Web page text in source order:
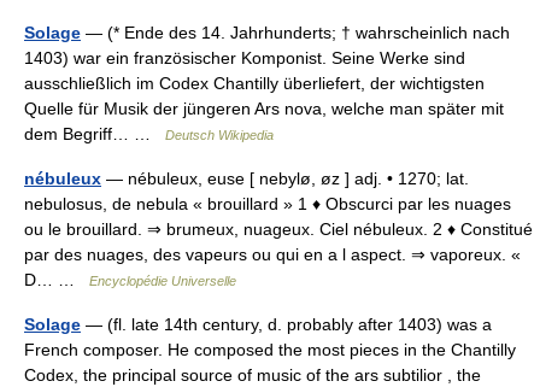
Solage — (* Ende des 14. Jahrhunderts; † wahrscheinlich nach
1403) war ein französischer Komponist. Seine Werke sind
ausschließlich im Codex Chantilly überliefert, der wichtigsten
Quelle für Musik der jüngeren Ars nova, welche man später mit
dem Begriff… …
Deutsch Wikipedia
nébuleux — nébuleux, euse [ nebylø, øz ] adj. • 1270; lat.
nebulosus, de nebula « brouillard » 1 ♦ Obscurci par les nuages
ou le brouillard. ⇒ brumeux, nuageux. Ciel nébuleux. 2 ♦ Constitué
par des nuages, des vapeurs ou qui en a l aspect. ⇒ vaporeux. «
D… …
Encyclopédie Universelle
Solage — (fl. late 14th century, d. probably after 1403) was a
French composer. He composed the most pieces in the Chantilly
Codex, the principal source of music of the ars subtilior , the